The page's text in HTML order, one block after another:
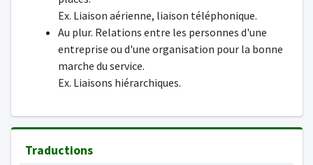
Ex. Liaison aérienne, liaison téléphonique.
Au plur. Relations entre les personnes d'une
entreprise ou d'une organisation pour la bonne
marche du service.
Ex. Liaisons hiérarchiques.
Traductions